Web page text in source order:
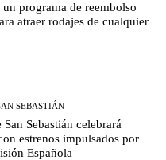
programa de reembolso
atraer rodajes de cualquier
SEBASTIÁN
Sebastián celebrará
estrenos impulsados por
Española